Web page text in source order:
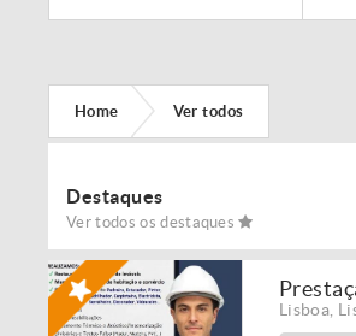
Home Ver todos
Destaques
Ver todos os destaques
Lisboa